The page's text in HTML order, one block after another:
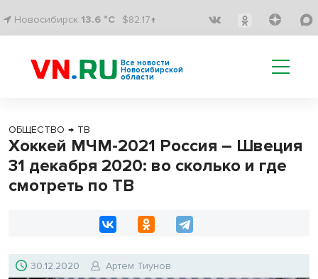
Новосибирск 13.6 °C $82.17↑
Все новости
Новосибирской
области
ОБЩЕСТВО → ТВ
Хоккей МЧМ-2021 Россия – Швеция
31 декабря 2020: во сколько и где
смотреть по ТВ
30.12.2020 Артем Тиунов